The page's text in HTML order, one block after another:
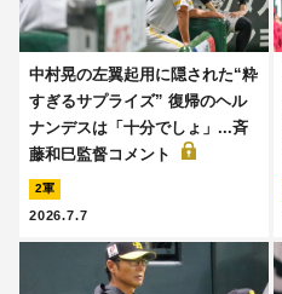
中村晃の左翼起用に隠された“粋
すぎるサプライズ” 復帰のヘル
ナンデスは「十分でしょ」...斉
藤和巳監督コメント
2軍
2026.7.7